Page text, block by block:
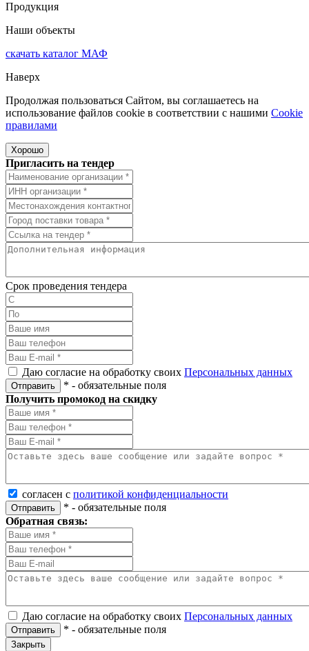
Продукция
Наши объекты
скачать каталог МАФ
Наверх
Продолжая пользоваться Сайтом, вы соглашаетесь на
использование файлов cookie в соответствии с нашими Cookiе
правилами
Хорошо
Пригласить на тендер
Срок проведения тендера
Даю согласие на обработку своих Персональных данных
Отправить * - обязательные поля
Получить промокод на скидку
согласен с политикой конфиденциальности
Отправить * - обязательные поля
Обратная связь:
Даю согласие на обработку своих Персональных данных
Отправить * - обязательные поля
Закрыть